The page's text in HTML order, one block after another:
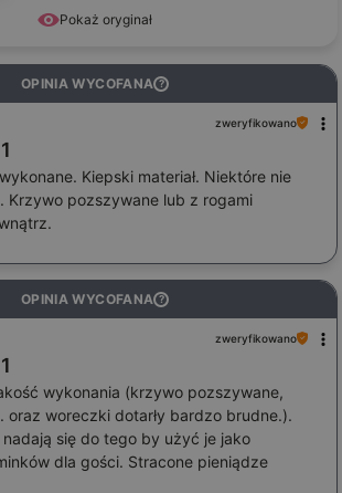
Pokaż oryginał
OPINIA WYCOFANA ?
zweryfikowano
1
Kiepski materiał. Niektóre nie
Krzywo pozszywane lub z rogami
OPINIA WYCOFANA ?
zweryfikowano
1
wykonania (krzywo pozszywane,
oraz woreczki dotarły bardzo brudne.).
się do tego by użyć je jako
dla gości. Stracone pieniądze